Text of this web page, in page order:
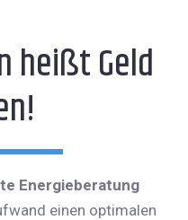
heißt Geld
Energieberatung
einen optimalen